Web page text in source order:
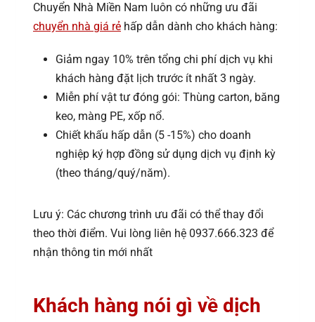
Chuyển Nhà Miền Nam luôn có những ưu đãi
chuyển nhà giá rẻ hấp dẫn dành cho khách hàng:
Giảm ngay 10% trên tổng chi phí dịch vụ khi
khách hàng đặt lịch trước ít nhất 3 ngày.
Miễn phí vật tư đóng gói: Thùng carton, băng
keo, màng PE, xốp nổ.
Chiết khấu hấp dẫn (5 -15%) cho doanh
nghiệp ký hợp đồng sử dụng dịch vụ định kỳ
(theo tháng/quý/năm).
Lưu ý: Các chương trình ưu đãi có thể thay đổi
theo thời điểm. Vui lòng liên hệ 0937.666.323 để
nhận thông tin mới nhất
Khách hàng nói gì về dịch